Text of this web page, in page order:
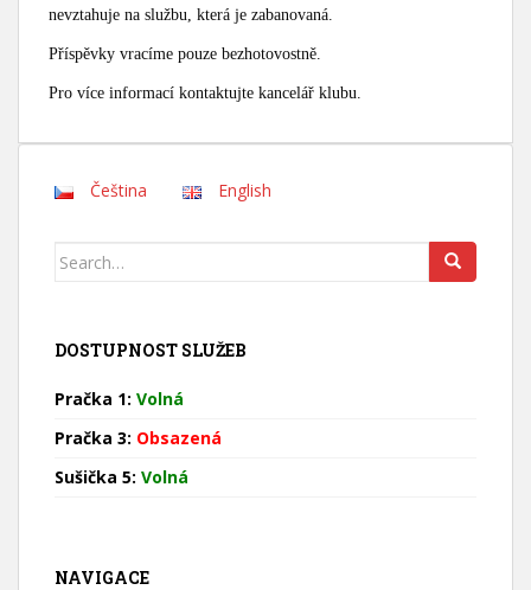
nevztahuje na službu, která je zabanovaná.
Příspěvky vracíme pouze bezhotovostně.
Pro více informací kontaktujte kancelář klubu.
Čeština English
Search
DOSTUPNOST SLUŽEB
Pračka 1: Volná
Pračka 3: Obsazená
Sušička 5: Volná
NAVIGACE